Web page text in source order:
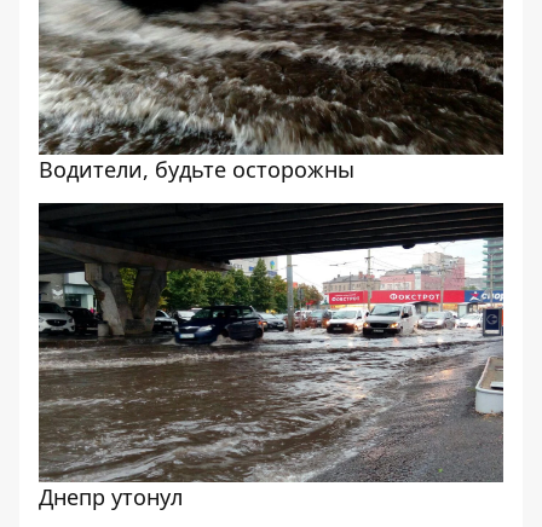
Водители, будьте осторожны
Днепр утонул